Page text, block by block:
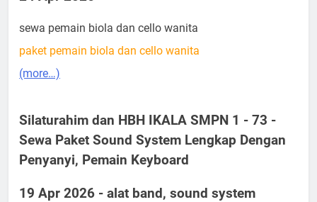
sewa pemain biola dan cello wanita
paket pemain biola dan cello wanita
(more…)
Silaturahim dan HBH IKALA SMPN 1 - 73 -
Sewa Paket Sound System Lengkap Dengan
Penyanyi, Pemain Keyboard
19 Apr 2026 - alat band, sound system